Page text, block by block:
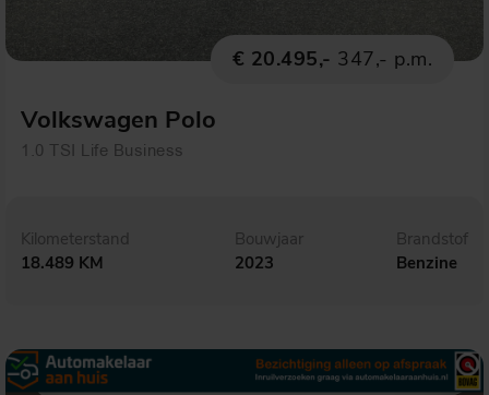
€ 20.495,- 347,- p.m.
Volkswagen Polo
1.0 TSI Life Business
Kilometerstand
18.489 KM
Bouwjaar
2023
Brandstof
Benzine